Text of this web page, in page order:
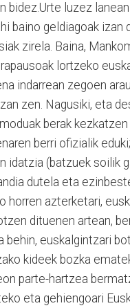
bidez.Urte luzez
baino geldiagoak izan
zirela. Baina,
lortzeko
indarrean zegoen
zen. Nagusiki, eta
berak
berri ofizialik
idatzia (batzuek soilik
dutela eta
horren azterketari,
dituenen artean,
behin, euskalgintzari
kideek bozka
parte-hartzea
eta gehiengoari